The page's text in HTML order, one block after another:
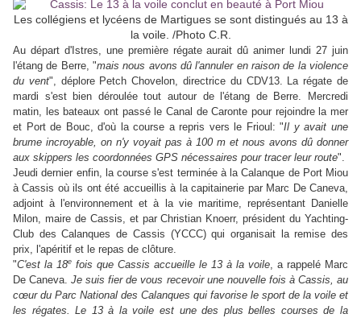
Les collégiens et lycéens de Martigues se sont distingués au 13 à
la voile. /Photo C.R.
Au départ d'Istres, une première régate aurait dû animer lundi 27 juin
l'étang de Berre, "mais nous avons dû l'annuler en raison de la violence
du vent", déplore Petch Chovelon, directrice du CDV13. La régate de
mardi s'est bien déroulée tout autour de l'étang de Berre. Mercredi
matin, les bateaux ont passé le Canal de Caronte pour rejoindre la mer
et Port de Bouc, d'où la course a repris vers le Frioul: "Il y avait une
brume incroyable, on n'y voyait pas à 100 m et nous avons dû donner
aux skippers les coordonnées GPS nécessaires pour tracer leur route".
Jeudi dernier enfin, la course s'est terminée à la Calanque de Port Miou
à Cassis où ils ont été accueillis à la capitainerie par Marc De Caneva,
adjoint à l'environnement et à la vie maritime, représentant Danielle
Milon, maire de Cassis, et par Christian Knoerr, président du Yachting-
Club des Calanques de Cassis (YCCC) qui organisait la remise des
prix, l'apéritif et le repas de clôture.
"C'est la 18e fois que Cassis accueille le 13 à la voile, a rappelé Marc
De Caneva.Je suis fier de vous recevoir une nouvelle fois à Cassis, au
cœur du Parc National des Calanques qui favorise le sport de la voile et
les régates. Le 13 à la voile est une des plus belles courses de la